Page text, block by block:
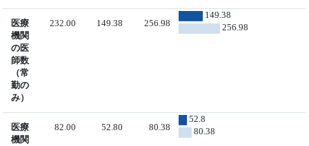
医療
機関
の医
師数
（常
勤の
み）
232.00 149.38 256.98
149.38
256.98
医療
機関
82.00 52.80 80.38
52.8
80.38